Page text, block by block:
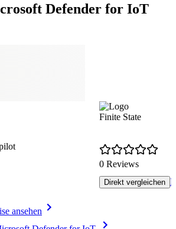
Defender for IoT
ansehen
Finite State
0 Reviews
Direkt vergleichen